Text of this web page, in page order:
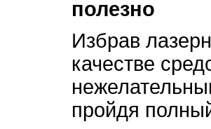
полезно
Избрав
качестве
пройдя